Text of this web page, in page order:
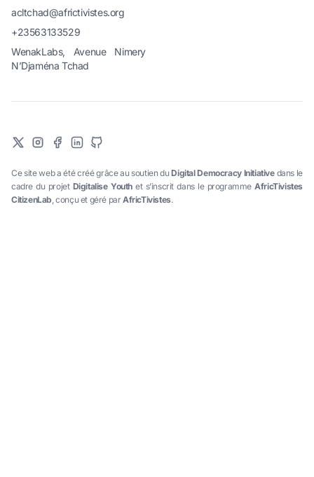
acltchad@africtivistes.org
+23563133529
WenakLabs, Avenue Nimery
N’Djaména Tchad
Ce site web a été créé grâce au soutien duDigital Democracy Initiativedans le
cadre du projet Digitalise Youthet s’inscrit dans le programmeAfricTivistes
CitizenLab, conçu et géré par AfricTivistes.